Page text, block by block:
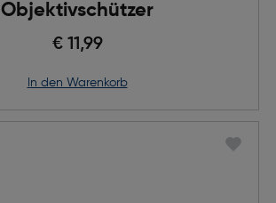
Objektivschützer
€ 11,99
in den Warenkorb